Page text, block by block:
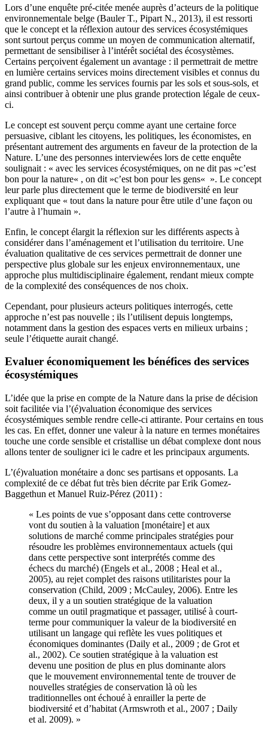
Lors d’une enquête pré-citée menée auprès d’acteurs de la politique
environnementale belge (Bauler T., Pipart N., 2013), il est ressorti
que le concept et la réflexion autour des services écosystémiques
sont surtout perçus comme un moyen de communication alternatif,
permettant de sensibiliser à l’intérêt sociétal des écosystèmes.
Certains perçoivent également un avantage : il permettrait de mettre
en lumière certains services moins directement visibles et connus du
grand public, comme les services fournis par les sols et sous-sols, et
ainsi contribuer à obtenir une plus grande protection légale de ceux-
ci.
Le concept est souvent perçu comme ayant une certaine force
persuasive, ciblant les citoyens, les politiques, les économistes, en
présentant autrement des arguments en faveur de la protection de la
Nature. L’une des personnes interviewées lors de cette enquête
soulignait : « avec les services écosystémiques, on ne dit pas »c’est
bon pour la nature« , on dit »c’est bon pour les gens« ». Le concept
leur parle plus directement que le terme de biodiversité en leur
expliquant que « tout dans la nature pour être utile d’une façon ou
l’autre à l’humain ».
Enfin, le concept élargit la réflexion sur les différents aspects à
considérer dans l’aménagement et l’utilisation du territoire. Une
évaluation qualitative de ces services permettrait de donner une
perspective plus globale sur les enjeux environnementaux, une
approche plus multidisciplinaire également, rendant mieux compte
de la complexité des conséquences de nos choix.
Cependant, pour plusieurs acteurs politiques interrogés, cette
approche n’est pas nouvelle ; ils l’utilisent depuis longtemps,
notamment dans la gestion des espaces verts en milieux urbains ;
seule l’étiquette aurait changé.
Evaluer économiquement les bénéfices des services
écosystémiques
L’idée que la prise en compte de la Nature dans la prise de décision
soit facilitée via l’(é)valuation économique des services
écosystémiques semble rendre celle-ci attirante. Pour certains en tous
les cas. En effet, donner une valeur à la nature en termes monétaires
touche une corde sensible et cristallise un débat complexe dont nous
allons tenter de souligner ici le cadre et les principaux arguments.
L’(é)valuation monétaire a donc ses partisans et opposants. La
complexité de ce débat fut très bien décrite par Erik Gomez-
Baggethun et Manuel Ruiz-Pérez (2011) :
« Les points de vue s’opposant dans cette controverse
vont du soutien à la valuation [monétaire] et aux
solutions de marché comme principales stratégies pour
résoudre les problèmes environnementaux actuels (qui
dans cette perspective sont interprétés comme des
échecs du marché) (Engels et al., 2008 ; Heal et al.,
2005), au rejet complet des raisons utilitaristes pour la
conservation (Child, 2009 ; McCauley, 2006). Entre les
deux, il y a un soutien stratégique de la valuation
comme un outil pragmatique et passager, utilisé à court-
terme pour communiquer la valeur de la biodiversité en
utilisant un langage qui reflète les vues politiques et
économiques dominantes (Daily et al., 2009 ; de Grot et
al., 2002). Ce soutien stratégique à la valuation est
devenu une position de plus en plus dominante alors
que le mouvement environnemental tente de trouver de
nouvelles stratégies de conservation là où les
traditionnelles ont échoué à enrailler la perte de
biodiversité et d’habitat (Armswroth et al., 2007 ; Daily
et al. 2009). »